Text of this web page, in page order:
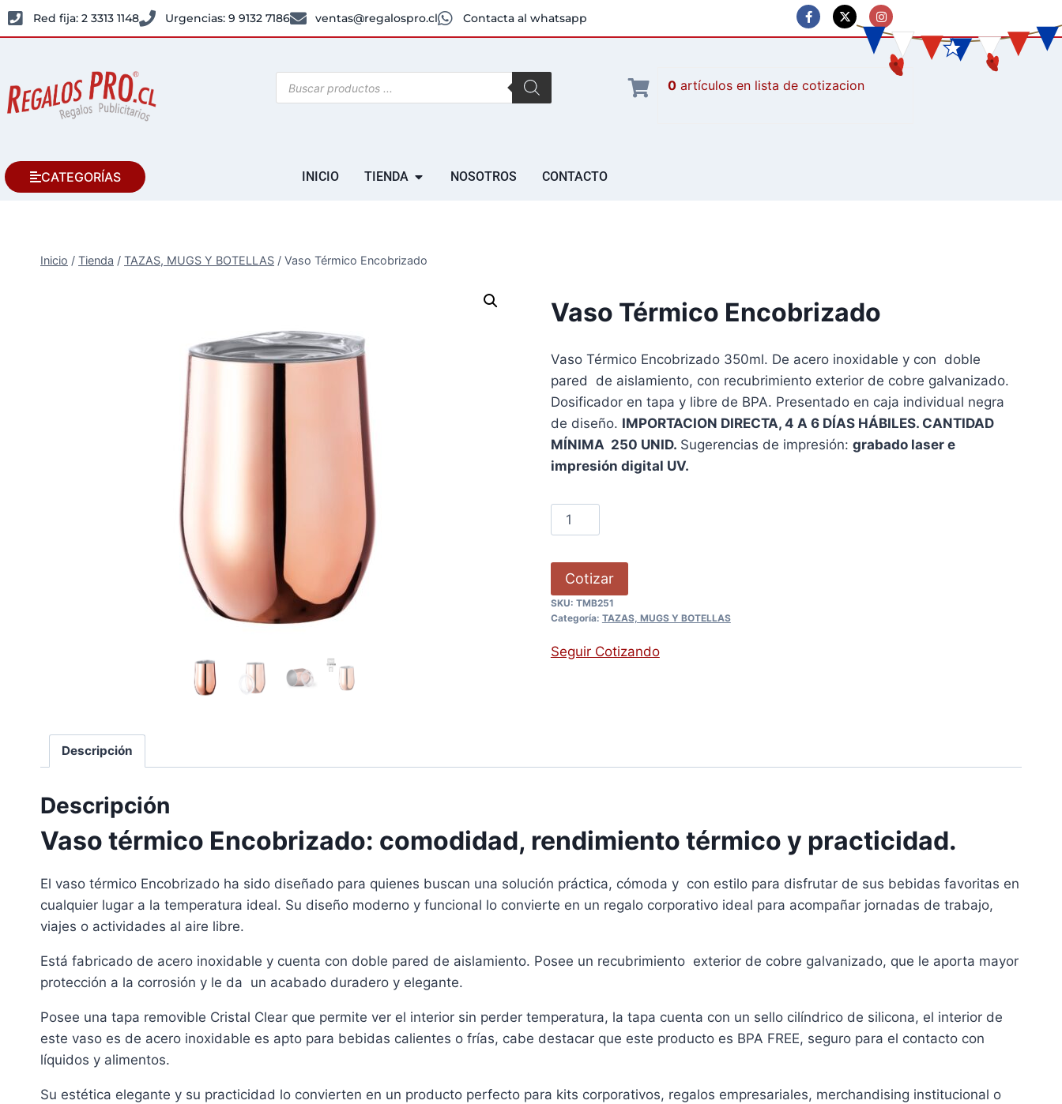
Red fija: 2 3313 1148 Urgencias: 9 9132 7186 ventas@regalospro.cl Contacta al whatsapp
0 artículos
CATEGORÍAS INICIO TIENDA NOSOTROS CONTACTO
Inicio / Tienda / TAZAS, MUGS Y BOTELLAS / Vaso Térmico Encobrizado
Vaso Térmico Encobrizado
Vaso Térmico Encobrizado 350ml. De acero inoxidable y con doble
pared de aislamiento, con recubrimiento exterior de cobre galvanizado.
Dosificador en tapa y libre de BPA. Presentado en caja individual negra
de diseño. IMPORTACION DIRECTA, 4 A 6 DÍAS HÁBILES. CANTIDAD
MÍNIMA 250 UNID. Sugerencias de impresión: grabado laser e
impresión digital UV.
Cotizar
SKU: TMB251
Categoría: TAZAS, MUGS Y BOTELLAS
Seguir Cotizando
Descripción
Descripción
Vaso térmico Encobrizado: comodidad, rendimiento térmico y practicidad.
El vaso térmico Encobrizado ha sido diseñado para quienes buscan una solución práctica, cómoda y con estilo para disfrutar de sus bebidas favoritas en
cualquier lugar a la temperatura ideal. Su diseño moderno y funcional lo convierte en un regalo corporativo ideal para acompañar jornadas de trabajo,
viajes o actividades al aire libre.
Está fabricado de acero inoxidable y cuenta con doble pared de aislamiento. Posee un recubrimiento exterior de cobre galvanizado, que le aporta mayor
protección a la corrosión y le da un acabado duradero y elegante.
Posee una tapa removible Cristal Clear que permite ver el interior sin perder temperatura, la tapa cuenta con un sello cilíndrico de silicona, el interior de
este vaso es de acero inoxidable es apto para bebidas calientes o frías, cabe destacar que este producto es BPA FREE, seguro para el contacto con
líquidos y alimentos.
Su estética elegante y su practicidad lo convierten en un producto perfecto para kits corporativos, regalos empresariales, merchandising institucional o